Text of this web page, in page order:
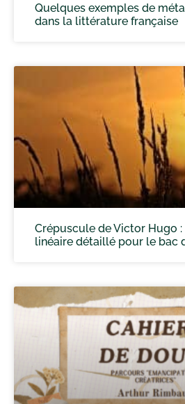
Quelques exemples de
dans la littérature française
Crépuscule de Victor Hugo
linéaire détaillé pour le bac